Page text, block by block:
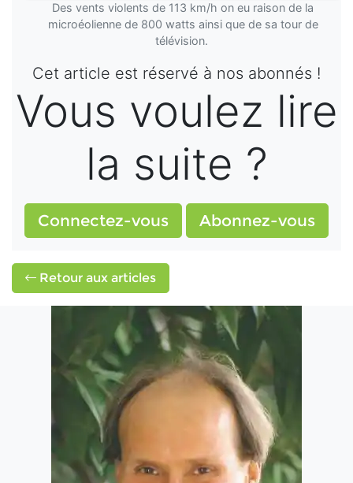
Des vents violents de 113 km/h on eu raison de la
microéolienne de 800 watts ainsi que de sa tour de
télévision.
Cet article est réservé à nos abonnés !
Vous voulez lire
la suite ?
Connectez-vous Abonnez-vous
Retour aux articles